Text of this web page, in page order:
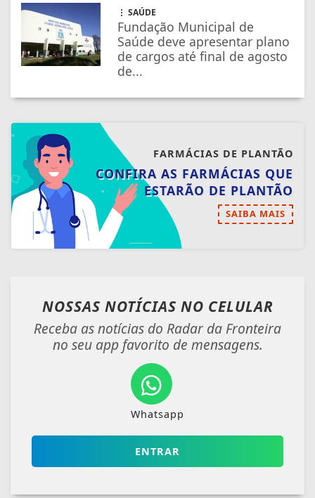
SAÚDE
Fundação Municipal de
Saúde deve apresentar plano
de cargos até final de agosto
de...
FARMÁCIAS DE PLANTÃO
CONFIRA AS FARMÁCIAS QUE
ESTARÃO DE PLANTÃO
SAIBA MAIS
NOSSAS NOTÍCIAS NO CELULAR
Receba as notícias do Radar da Fronteira
no seu app favorito de mensagens.
Whatsapp
ENTRAR